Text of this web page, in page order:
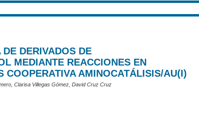
DERIVADOS DE
MEDIANTE REACCIONES EN
COOPERATIVA AMINOCATÁLISIS/AU(I)
Clarisa Villegas Gómez, David Cruz Cruz